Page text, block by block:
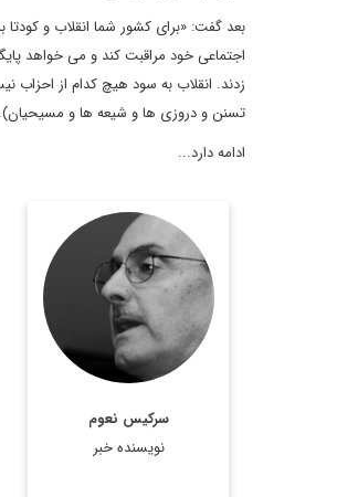
بعد گفت: «برای کشور شما انقلاب و
زدند. انقلاب به سود هیچ کدام از احزاب
تسنن و دروزی ها و شیعه ها و
ادامه دارد...
سرکیس نعوم
نویسنده خبر
سركيس نعوم، نويسنده و
روزنامه نگار مشهور لبناني
ويكي از ستون نويسان
روزنامه النهار است. وی در
سال 2011 جایزه جهانی
جبران خلیل جبران را در
استرالیا دریافت کرد. ...
اطلاعات بیشتر